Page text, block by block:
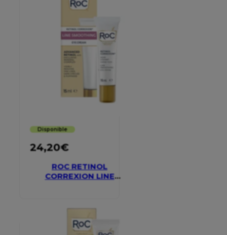
Disponible
24,20€
ROC RETINOL
CORREXION LINE